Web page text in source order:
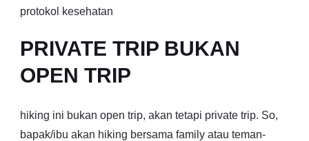
protokol kesehatan
PRIVATE TRIP BUKAN
OPEN TRIP
hiking ini bukan open trip, akan tetapi private trip. So,
bapak/ibu akan hiking bersama family atau teman-